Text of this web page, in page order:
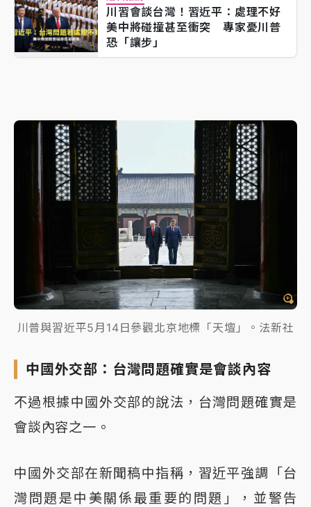
川習會談台灣！習近平：處理不好
美中將碰撞甚至衝突 專家憂川普
恐「讓步」
川普與習近平5月14日參觀北京地標「天壇」。法新社
中國外交部：台灣問題確實是會談內容
不過根據中國外交部的說法，台灣問題確實是
會談內容之一。
中國外交部在新聞稿中指稱，習近平強調「台
灣問題是中美關係最重要的問題」，並警告